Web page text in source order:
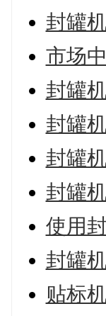
封罐
市场
封罐
封罐
封罐
封罐
使用
封罐
贴标